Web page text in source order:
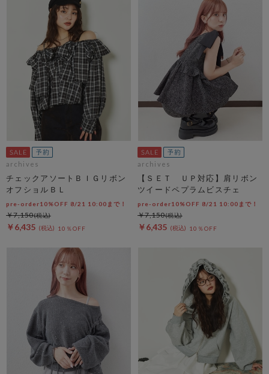
archives
チェックアソートＢＩＧリボン
オフショルＢＬ
pre-order10%OFF 8/21 10:00まで！
￥6,435 10％OFF
￥7,150
archives
【ＳＥＴ ＵＰ対応】肩リボン
ツイードペプラムビスチェ
pre-order10%OFF 8/21 10:00まで！
￥6,435 10％OFF
￥7,150